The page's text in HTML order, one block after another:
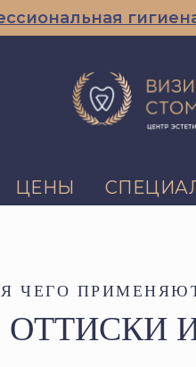
гигиена
ЦЕНЫ
ЧЕГО
ОТТИСКИ